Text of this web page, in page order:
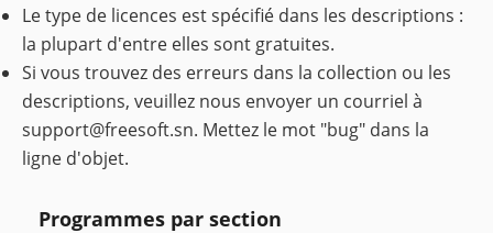
Le type de licences est spécifié dans les descriptions :
la plupart d'entre elles sont gratuites.
Si vous trouvez des erreurs dans la collection ou les
descriptions, veuillez nous envoyer un courriel à
support@freesoft.sn. Mettez le mot "bug" dans la
ligne d'objet.
Programmes par section